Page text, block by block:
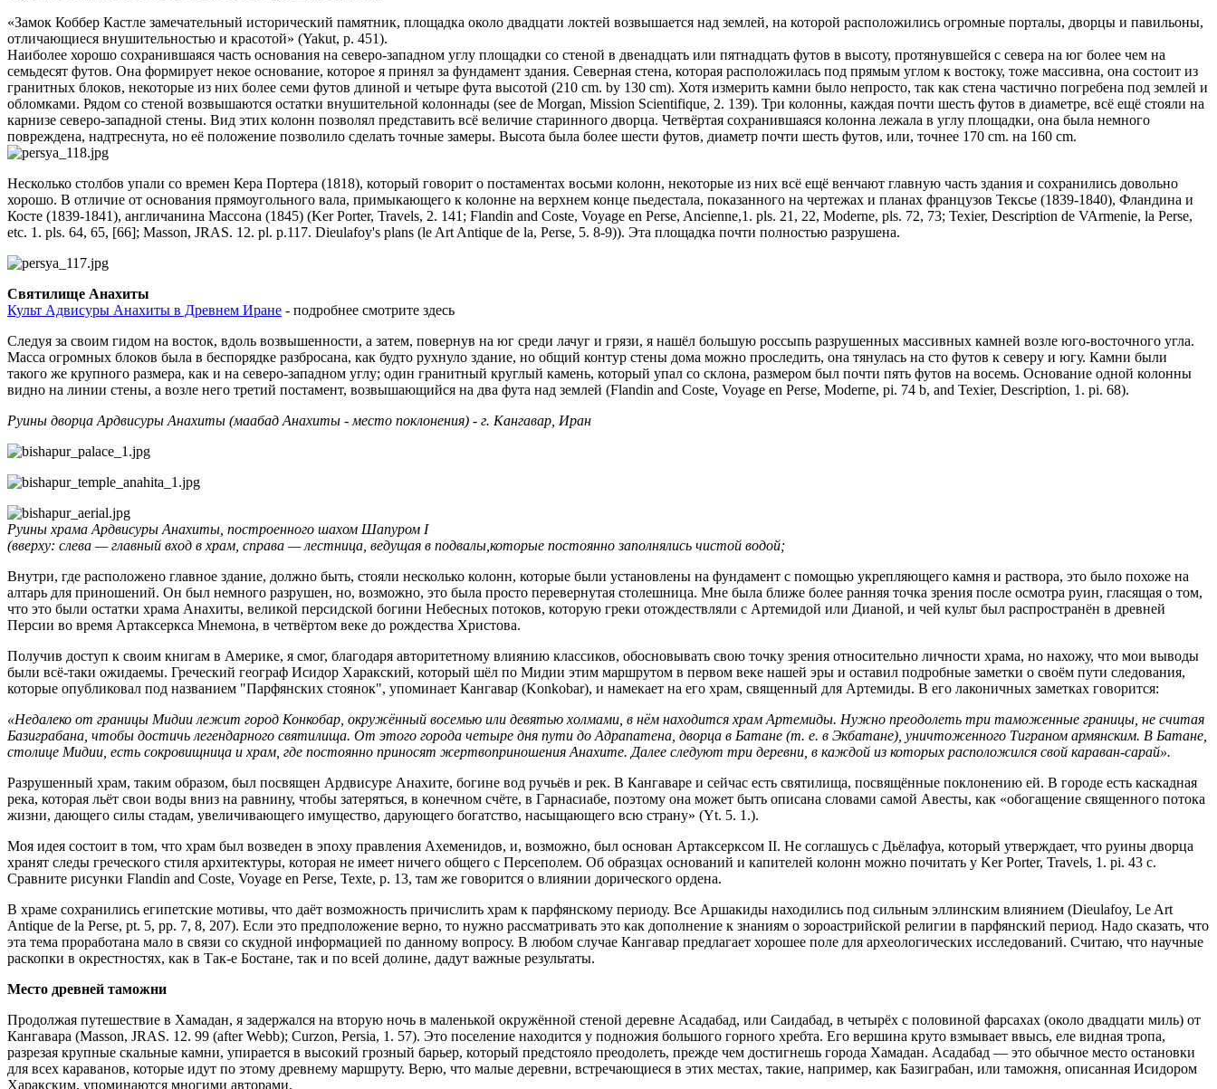
«Замок Коббер Кастле замечательный исторический памятник, площадка около двадцати локтей возвышается над землей, на которой расположились огромные порталы, дворцы и павильоны,
отличающиеся внушительностью и красотой» (Yakut, p. 451).
Наиболее хорошо сохранившаяся часть основания на северо-западном углу площадки со стеной в двенадцать или пятнадцать футов в высоту, протянувшейся с севера на юг более чем на
семьдесят футов. Она формирует некое основание, которое я принял за фундамент здания. Северная стена, которая расположилась под прямым углом к востоку, тоже массивна, она состоит из
гранитных блоков, некоторые из них более семи футов длиной и четыре фута высотой (210 cm. by 130 cm). Хотя измерить камни было непросто, так как стена частично погребена под землей и
обломками. Рядом со стеной возвышаются остатки внушительной колоннады (see de Morgan, Mission Scientifique, 2. 139). Три колонны, каждая почти шесть футов в диаметре, всё ещё стояли на
карнизе северо-западной стены. Вид этих колонн позволял представить всё величие старинного дворца. Четвёртая сохранившаяся колонна лежала в углу площадки, она была немного
повреждена, надтреснута, но её положение позволило сделать точные замеры. Высота была более шести футов, диаметр почти шесть футов, или, точнее 170 cm. на 160 cm.
Несколько столбов упали со времен Кера Портера (1818), который говорит о постаментах восьми колонн, некоторые из них всё ещё венчают главную часть здания и сохранились довольно
хорошо. В отличие от основания прямоугольного вала, примыкающего к колонне на верхнем конце пьедестала, показанного на чертежах и планах французов Тексье (1839-1840), Фландина и
Косте (1839-1841), англичанина Массона (1845) (Ker Porter, Travels, 2. 141; Flandin and Coste, Voyage en Perse, Ancienne,1. pls. 21, 22, Moderne, pls. 72, 73; Texier, Description de VArmenie, la Perse,
etc. 1. pls. 64, 65, [66]; Masson, JRAS. 12. pl. p.117. Dieulafoy's plans (le Art Antique de la, Perse, 5. 8-9)). Эта площадка почти полностью разрушена.
Святилище Анахиты
Культ Адвисуры Анахиты в Древнем Иране - подробнее смотрите здесь
Следуя за своим гидом на восток, вдоль возвышенности, а затем, повернув на юг среди лачуг и грязи, я нашёл большую россыпь разрушенных массивных камней возле юго-восточного угла.
Масса огромных блоков была в беспорядке разбросана, как будто рухнуло здание, но общий контур стены дома можно проследить, она тянулась на сто футов к северу и югу. Камни были
такого же крупного размера, как и на северо-западном углу; один гранитный круглый камень, который упал со склона, размером был почти пять футов на восемь. Основание одной колонны
видно на линии стены, а возле него третий постамент, возвышающийся на два фута над землей (Flandin and Coste, Voyage en Perse, Moderne, pi. 74 b, and Texier, Description, 1. pi. 68).
Руины дворца Ардвисуры Анахиты (маабад Анахиты - место поклонения) - г. Кангавар, Иран
Руины храма Ардвисуры Анахиты, построенного шахом Шапуром I
(вверху: слева — главный вход в храм, справа — лестница, ведущая в подвалы,которые постоянно заполнялись чистой водой;
Внутри, где расположено главное здание, должно быть, стояли несколько колонн, которые были установлены на фундамент с помощью укрепляющего камня и раствора, это было похоже на
алтарь для приношений. Он был немного разрушен, но, возможно, это была просто перевернутая столешница. Мне была ближе более ранняя точка зрения после осмотра руин, гласящая о том,
что это были остатки храма Анахиты, великой персидской богини Небесных потоков, которую греки отождествляли с Артемидой или Дианой, и чей культ был распространён в древней
Персии во время Артаксеркса Мнемона, в четвёртом веке до рождества Христова.
Получив доступ к своим книгам в Америке, я смог, благодаря авторитетному влиянию классиков, обосновывать свою точку зрения относительно личности храма, но нахожу, что мои выводы
были всё-таки ожидаемы. Греческий географ Исидор Харакский, который шёл по Мидии этим маршрутом в первом веке нашей эры и оставил подробные заметки о своём пути следования,
которые опубликовал под названием "Парфянских стоянок", упоминает Кангавар (Konkobar), и намекает на его храм, священный для Артемиды. В его лаконичных заметках говорится:
«Недалеко от границы Мидии лежит город Конкобар, окружённый восемью или девятью холмами, в нём находится храм Артемиды. Нужно преодолеть три таможенные границы, не считая
Базиграбана, чтобы достичь легендарного святилища. От этого города четыре дня пути до Адрапатена, дворца в Батане (т. е. в Экбатане), уничтоженного Тиграном армянским. В Батане,
столице Мидии, есть сокровищница и храм, где постоянно приносят жертвоприношения Анахите. Далее следуют три деревни, в каждой из которых расположился свой караван-сарай».
Разрушенный храм, таким образом, был посвящен Ардвисуре Анахите, богине вод ручьёв и рек. В Кангаваре и сейчас есть святилища, посвящённые поклонению ей. В городе есть каскадная
река, которая льёт свои воды вниз на равнину, чтобы затеряться, в конечном счёте, в Гарнасиабе, поэтому она может быть описана словами самой Авесты, как «обогащение священного потока
жизни, дающего силы стадам, увеличивающего имущество, дарующего богатство, насыщающего всю страну» (Yt. 5. 1.).
Моя идея состоит в том, что храм был возведен в эпоху правления Ахеменидов, и, возможно, был основан Артаксерксом II. Не соглашусь с Дьёлафуа, который утверждает, что руины дворца
хранят следы греческого стиля архитектуры, которая не имеет ничего общего с Персеполем. Об образцах оснований и капителей колонн можно почитать у Ker Porter, Travels, 1. pi. 43 c.
Сравните рисунки Flandin and Coste, Voyage en Perse, Texte, p. 13, там же говорится о влиянии дорического ордена.
В храме сохранились египетские мотивы, что даёт возможность причислить храм к парфянскому периоду. Все Аршакиды находились под сильным эллинским влиянием (Dieulafoy, Le Art
Antique de la Perse, pt. 5, pp. 7, 8, 207). Если это предположение верно, то нужно рассматривать это как дополнение к знаниям о зороастрийской религии в парфянский период. Надо сказать, что
эта тема проработана мало в связи со скудной информацией по данному вопросу. В любом случае Кангавар предлагает хорошее поле для археологических исследований. Считаю, что научные
раскопки в окрестностях, как в Так-е Бостане, так и по всей долине, дадут важные результаты.
Место древней таможни
Продолжая путешествие в Хамадан, я задержался на вторую ночь в маленькой окружённой стеной деревне Асадабад, или Саидабад, в четырёх с половиной фарсахах (около двадцати миль) от
Кангавара (Masson, JRAS. 12. 99 (after Webb); Curzon, Persia, 1. 57). Это поселение находится у подножия большого горного хребта. Его вершина круто взмывает ввысь, еле видная тропа,
разрезая крупные скальные камни, упирается в высокий грозный барьер, который предстояло преодолеть, прежде чем достигнешь города Хамадан. Асадабад — это обычное место остановки
для всех караванов, которые идут по этому древнему маршруту. Верю, что малые деревни, встречающиеся в этих местах, такие, например, как Базиграбан, или таможня, описанная Исидором
Харакским, упоминаются многими авторами.